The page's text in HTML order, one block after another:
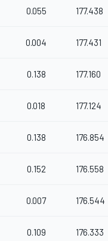
0.055 177.438
0.004 177.431
0.138 177.160
0.018 177.124
0.138 176.854
0.152 176.558
0.007 176.544
0.109 176.333